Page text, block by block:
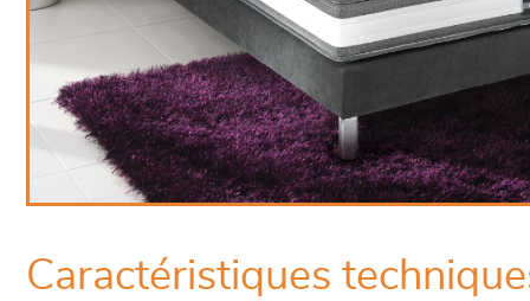
Caractéristiques